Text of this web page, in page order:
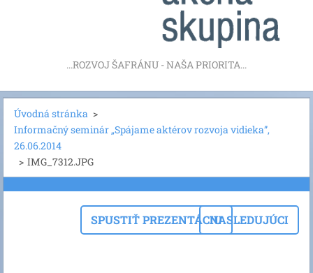
...ROZVOJ ŠAFRÁNU - NAŠA PRIORITA...
Úvodná stránka >
Informačný seminár „Spájame aktérov rozvoja vidieka”,
26.06.2014
> IMG_7312.JPG
SPUSTIŤ PREZENTÁCIUNASLEDUJÚCI